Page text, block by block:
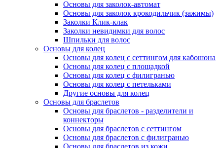
Основы для заколок-автомат
Основы для заколок крокодильчик (зажимы)
Заколки Клик-клак
Заколки невидимки для волос
Шпильки для волос
Основы для колец
Основы для колец с сеттингом для кабошона
Основы для колец с площадкой
Основы для колец с филигранью
Основы для колец с петельками
Другие основы для колец
Основы для браслетов
Основы для браслетов - разделители и
коннекторы
Основы для браслетов с сеттингом
Основы для браслетов с филигранью